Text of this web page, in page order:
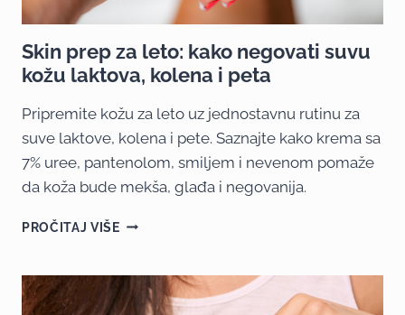
Skin prep za leto: kako negovati suvu
kožu laktova, kolena i peta
Pripremite kožu za leto uz jednostavnu rutinu za
suve laktove, kolena i pete. Saznajte kako krema sa
7% uree, pantenolom, smiljem i nevenom pomaže
da koža bude mekša, glađa i negovanija.
PROČITAJ VIŠE